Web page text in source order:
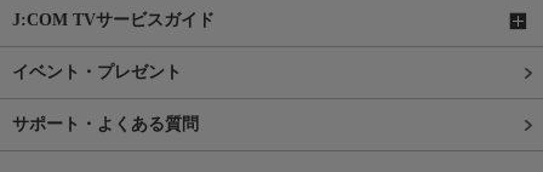
J:COM TVサービスガイド
イベント・プレゼント
サポート・よくある質問